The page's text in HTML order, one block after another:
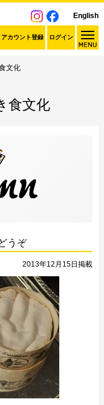
English
アカウント登録 ログイン
文化
食文化
うぞ
2013年12月15日掲載